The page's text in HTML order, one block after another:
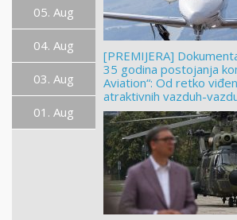
05. Aug
04. Aug
03. Aug
01. Aug
[PREMIJERA]
35 godina postojanja
Aviation“: Od retko
atraktivnih vazduh-